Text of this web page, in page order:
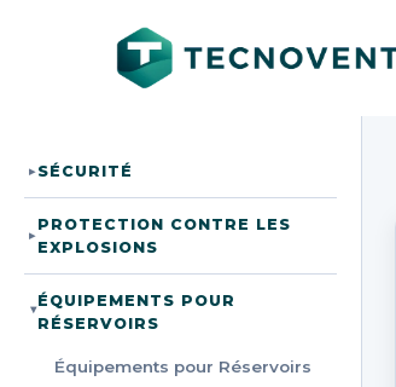
▸SÉCURITÉ
▸
PROTECTION CONTRE LES
EXPLOSIONS
▸
ÉQUIPEMENTS POUR
RÉSERVOIRS
Équipements pour Réservoirs